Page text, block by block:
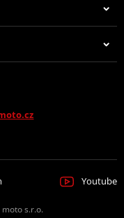
Youtube
s.r.o.